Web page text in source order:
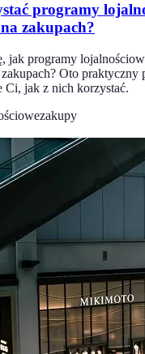
programy
na zakupach?
jak programy
zakupach? Oto
Ci, jak z nich korzystać.
zakupy